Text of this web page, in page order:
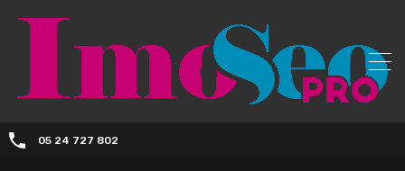
05 24 727 802